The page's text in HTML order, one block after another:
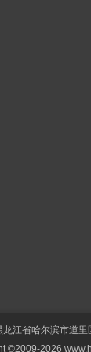
龙江省哈尔滨市道
©2009-2026